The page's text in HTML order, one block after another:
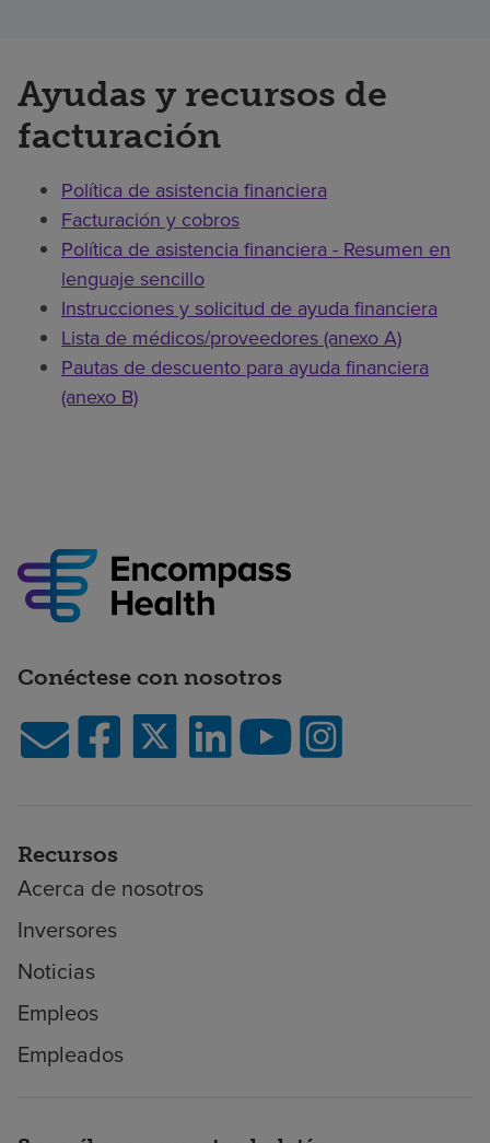
Ayudas y recursos de
facturación
Política de asistencia financiera
Facturación y cobros
Política de asistencia financiera - Resumen en
lenguaje sencillo
Instrucciones y solicitud de ayuda financiera
Lista de médicos/proveedores (anexo A)
Pautas de descuento para ayuda financiera
(anexo B)
Conéctese con nosotros
Recursos
Acerca de nosotros
Inversores
Noticias
Empleos
Empleados